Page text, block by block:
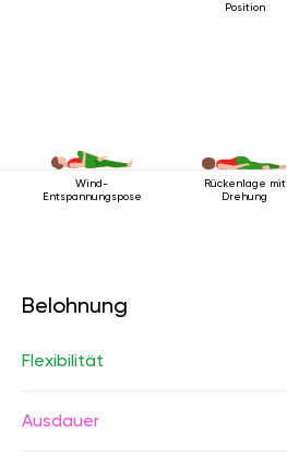
Position
Wind-
Entspannungspose
Rückenlage mit
Drehung
Belohnung
Flexibilität
Ausdauer